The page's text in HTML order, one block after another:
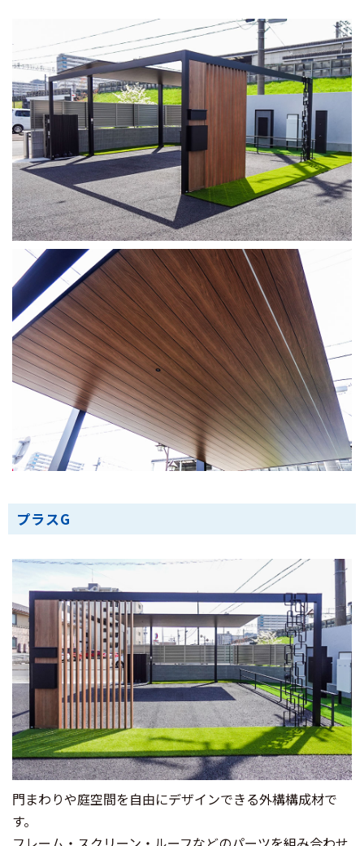
プラスG
門まわりや庭空間を自由にデザインできる外構構成材で
す。